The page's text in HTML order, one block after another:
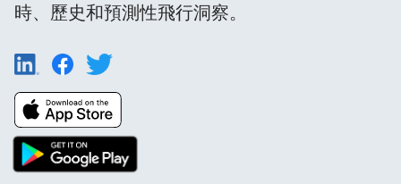
時、歷史和預測性飛行洞察。